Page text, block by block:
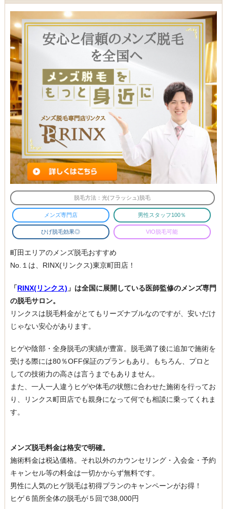
脱毛方法：光(フラッシュ)脱毛
メンズ専門店 男性スタッフ100％
ひげ脱毛効果◎ VIO脱毛可能
町田エリアのメンズ脱毛おすすめ
No.１は、RINX(リンクス)東京町田店！
「RINX(リンクス) 」は全国に展開している医師監修のメンズ専門
の脱毛サロン。
リンクスは脱毛料金がとてもリーズナブルなのですが、安いだけ
じゃない安心があります。
ヒゲや陰部・全身脱毛の実績が豊富。脱毛満了後に追加で施術を
受ける際には80％OFF保証のプランもあり。もちろん、プロと
しての技術力の高さは言うまでもありません。
また、一人一人違うヒゲや体毛の状態に合わせた施術を行ってお
り、リンクス町田店でも親身になって何でも相談に乗ってくれま
す。
メンズ脱毛料金は格安で明確。
施術料金は税込価格。それ以外のカウンセリング・入会金・予約
キャンセル等の料金は一切かからず無料です。
男性に人気のヒゲ脱毛は初得プランのキャンペーンがお得！
ヒゲ６箇所全体の脱毛が５回で38,000円